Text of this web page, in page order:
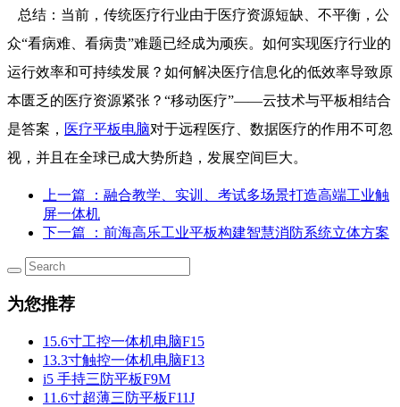
总结：当前，传统医疗行业由于医疗资源短缺、不平衡，公
众“看病难、看病贵”难题已经成为顽疾。如何实现医疗行业的
运行效率和可持续发展？如何解决医疗信息化的低效率导致原
本匮乏的医疗资源紧张？“移动医疗”——云技术与平板相结合
是答案， 医疗平板电脑对于远程医疗、数据医疗的作用不可忽
视，并且在全球已成大势所趋，发展空间巨大。
上一篇
：融合教学、实训、考试多场景打造高端工业触
屏一体机
下一篇
：前海高乐工业平板构建智慧消防系统立体方案
为您推荐
15.6寸工控一体机电脑F15
13.3寸触控一体机电脑F13
i5 手持三防平板F9M
11.6寸超薄三防平板F11J